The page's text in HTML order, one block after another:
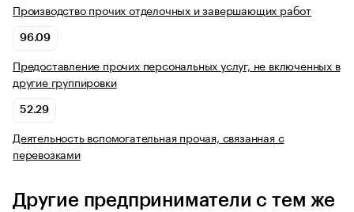
Производство прочих отделочных и завершающих работ
96.09
Предоставление прочих персональных услуг, не включенных в
другие группировки
52.29
Деятельность вспомогательная прочая, связанная с
перевозками
Другие предприниматели с тем же